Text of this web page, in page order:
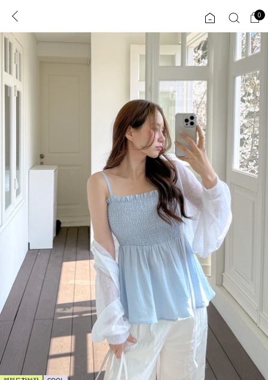
로그인 0
ENG
TW
JP
플러스핏 회원혜택 입
COMMUNITY
도착보장⚡
인플루언서 pick!
신상 5%
MADE
세트할인 ~30%
하객룩
살안타템
110사이즈
ALL
익스클루시브
아우터
티셔츠
니트
블라우스
원피스
팬츠
스커트
0